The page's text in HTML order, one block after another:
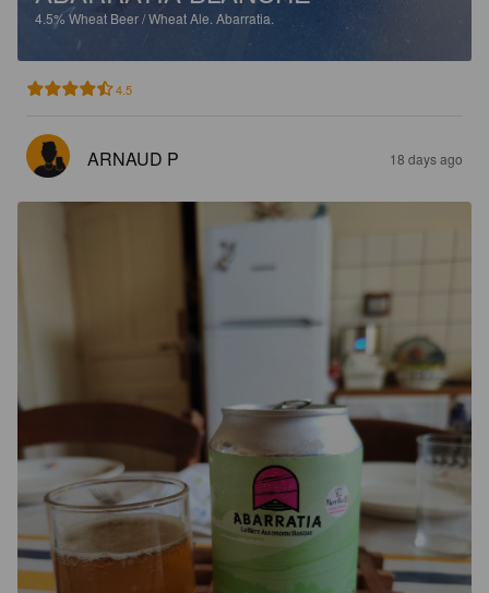
4.5%Wheat Beer / Wheat Ale. Abarratia.
4.5
ARNAUD P 18 days ago